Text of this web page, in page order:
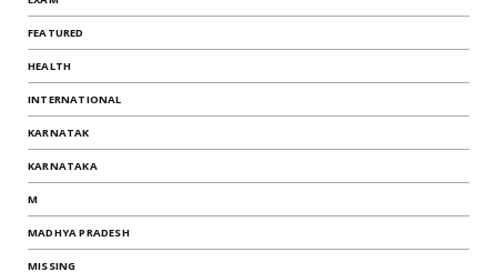
FEATURED
HEALTH
INTERNATIONAL
KARNATAK
KARNATAKA
M
MADHYA PRADESH
MISSING